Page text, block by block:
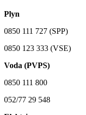
Plyn
0850 111 727 (SPP)
0850 123 333 (VSE)
Voda (PVPS)
0850 111 800
052/77 29 548